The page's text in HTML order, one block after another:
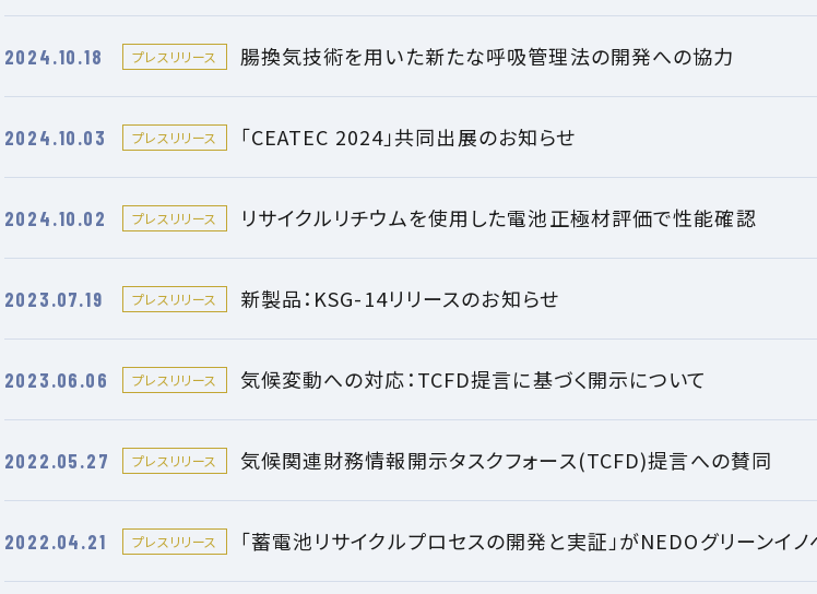
2024.10.18 プレスリリース 腸換気技術を用いた新たな呼吸管理法の開発への協力
2024.10.03 プレスリリース 「CEATEC 2024」共同出展のお知らせ
2024.10.02 プレスリリース リサイクルリチウムを使用した電池正極材評価で性能確認
2023.07.19 プレスリリース 新製品：KSG-14リリースのお知らせ
2023.06.06 プレスリリース 気候変動への対応：TCFD提言に基づく開示について
2022.05.27 プレスリリース 気候関連財務情報開示タスクフォース(TCFD)提言への賛同
2022.04.21 プレスリリース 「蓄電池リサイクルプロセスの開発と実証」がNEDOグリーンイ